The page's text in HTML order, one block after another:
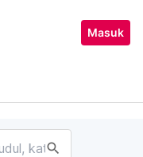
Masuk
search